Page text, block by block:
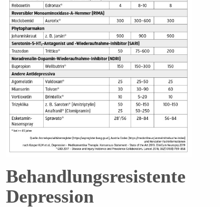
Behandlungsresistente
Depression